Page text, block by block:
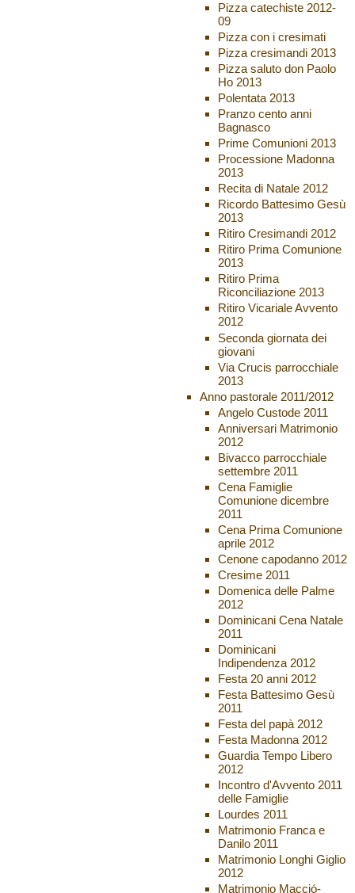
Pizza catechiste 2012-
09
Pizza con i cresimati
Pizza cresimandi 2013
Pizza saluto don Paolo
Ho 2013
Polentata 2013
Pranzo cento anni
Bagnasco
Prime Comunioni 2013
Processione Madonna
2013
Recita di Natale 2012
Ricordo Battesimo Gesù
2013
Ritiro Cresimandi 2012
Ritiro Prima Comunione
2013
Ritiro Prima
Riconciliazione 2013
Ritiro Vicariale Avvento
2012
Seconda giornata dei
giovani
Via Crucis parrocchiale
2013
Anno pastorale 2011/2012
Angelo Custode 2011
Anniversari Matrimonio
2012
Bivacco parrocchiale
settembre 2011
Cena Famiglie
Comunione dicembre
2011
Cena Prima Comunione
aprile 2012
Cenone capodanno 2012
Cresime 2011
Domenica delle Palme
2012
Dominicani Cena Natale
2011
Dominicani
Indipendenza 2012
Festa 20 anni 2012
Festa Battesimo Gesù
2011
Festa del papà 2012
Festa Madonna 2012
Guardia Tempo Libero
2012
Incontro d'Avvento 2011
delle Famiglie
Lourdes 2011
Matrimonio Franca e
Danilo 2011
Matrimonio Longhi Giglio
2012
Matrimonio Macció-